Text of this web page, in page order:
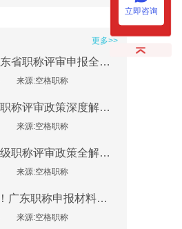
更多>>
重磅｜2026年广东省职称评审申报全流程指南
来源:空格职称
2026年度广东省职称评审政策深度解析：申报条件、时间规划与避坑指南
来源:空格职称
2026年广东中高级职称评审政策全解析：条件、流程与实操指南
来源:空格职称
避免材料被退回！广东职称申报材料指南（2026最新版）
来源:空格职称
立即咨询